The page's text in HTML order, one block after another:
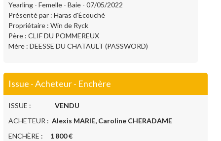
Yearling - Femelle - Baie - 07/05/2022
Présenté par : Haras d'Écouché
Propriétaire : Win de Ryck
Père : CLIF DU POMMEREUX
Mère : DEESSE DU CHATAULT (PASSWORD)
Issue - Acheteur - Enchère
ISSUE : VENDU
ACHETEUR : Alexis MARIE, Caroline CHERADAME
ENCHÈRE : 1 800 €